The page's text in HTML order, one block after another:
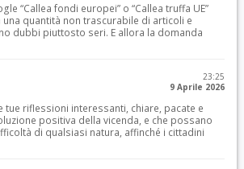
“Callea fondi europei” o “Callea truffa UE”
quantità non trascurabile di articoli e
dubbi piuttosto seri. E allora la domanda
23:25
9 Aprile 2026
tue riflessioni interessanti, chiare, pacate e
positiva della vicenda, e che possano
di qualsiasi natura, affinché i cittadini